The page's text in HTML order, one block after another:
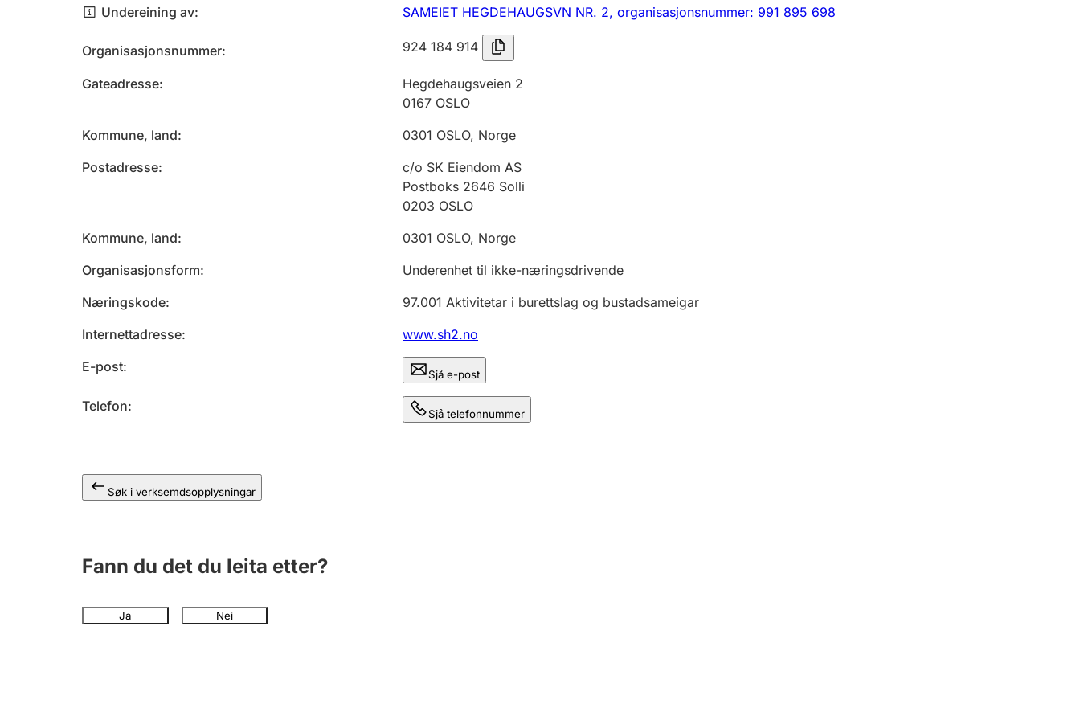
Undereining av SAMEIET HEGDEHAUGSVN NR. 2, organisasjonsnummer: 991 895 698
Organisasjonsnummer 924 184 914
Gateadresse
Hegdehaugsveien 2
0167 OSLO
Kommune, land
0301 OSLO, Norge
Postadresse
c/o SK Eiendom AS
Postboks 2646 Solli
0203 OSLO
Kommune, land
0301 OSLO, Norge
Organisasjonsform
Underenhet til ikke-næringsdrivende
Næringskode
97.001 Aktivitetar i burettslag og bustadsameigar
Internettadresse
www.sh2.no
E-post
Sjå e-post
Telefon Sjå telefonnummer
Søk i verksemdsopplysningar
Fann du det du leita etter?
Ja Nei